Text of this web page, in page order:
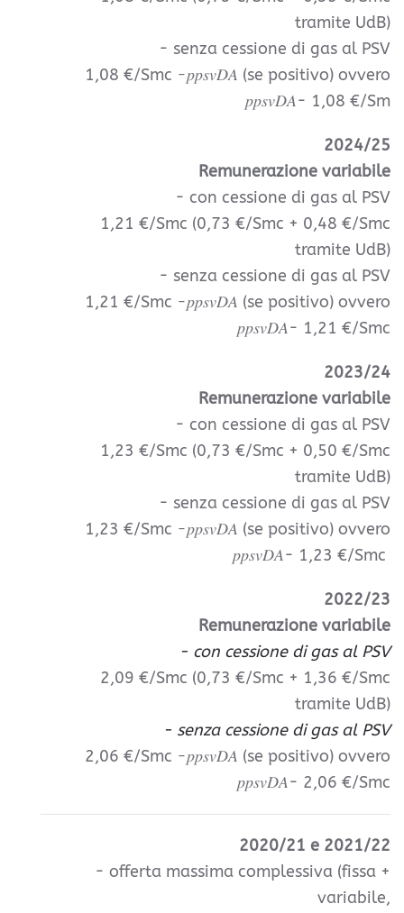
tramite UdB)
- senza cessione di gas al PSV
1,08 €/Smc −𝑝𝑝𝑠𝑣𝐷𝐴 (se positivo) ovvero
𝑝𝑝𝑠𝑣𝐷𝐴- 1,08 €/Sm
2024/25
Remunerazione variabile
- con cessione di gas al PSV
1,21 €/Smc (0,73 €/Smc + 0,48 €/Smc
tramite UdB)
- senza cessione di gas al PSV
1,21 €/Smc −𝑝𝑝𝑠𝑣𝐷𝐴 (se positivo) ovvero
𝑝𝑝𝑠𝑣𝐷𝐴- 1,21 €/Smc
2023/24
Remunerazione variabile
- con cessione di gas al PSV
1,23 €/Smc (0,73 €/Smc + 0,50 €/Smc
tramite UdB)
- senza cessione di gas al PSV
1,23 €/Smc −𝑝𝑝𝑠𝑣𝐷𝐴 (se positivo) ovvero
𝑝𝑝𝑠𝑣𝐷𝐴- 1,23 €/Smc
2022/23
Remunerazione variabile
- con cessione di gas al PSV
2,09 €/Smc (0,73 €/Smc + 1,36 €/Smc
tramite UdB)
- senza cessione di gas al PSV
2,06 €/Smc −𝑝𝑝𝑠𝑣𝐷𝐴 (se positivo) ovvero
𝑝𝑝𝑠𝑣𝐷𝐴- 2,06 €/Smc
2020/21 e 2021/22
- offerta massima complessiva (fissa +
variabile,